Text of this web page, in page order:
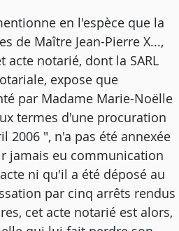
en l'espèce que la
de Maître Jean-Pierre X...,
acte notarié, dont la SARL
expose que
par Madame Marie-Noëlle
termes d'une procuration
2006 ", n'a pas été annexée
jamais eu communication
ni qu'il a été déposé au
par cinq arrêts rendus
cet acte notarié est alors,